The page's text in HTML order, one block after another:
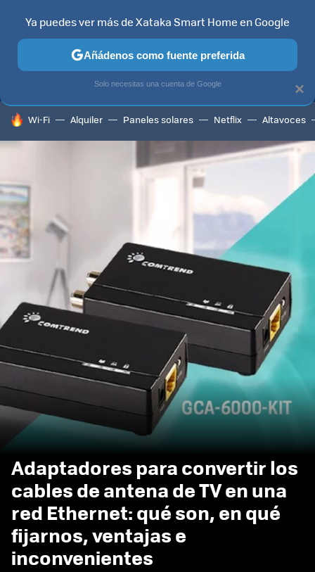
MENÚ NUEVO
CONTENIDOS SMART TV
HOY SE HABLA DE
Wi-Fi Alquiler Paneles solares Netflix Altavoces
Adaptadores para convertir los
cables de antena de TV en una
red Ethernet: qué son, en qué
fijarnos, ventajas e
inconvenientes
×
Ya puedes ver más de Xataka Smart Home en Google
Añádenos como fuente preferida
Solo necesitas una cuenta de Google